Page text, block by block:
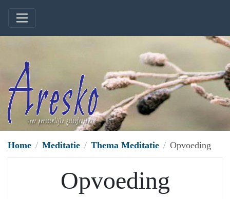
Home Meditatie Thema Meditatie Opvoeding
Opvoeding